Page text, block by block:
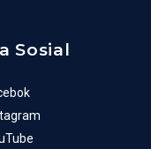
Sosial